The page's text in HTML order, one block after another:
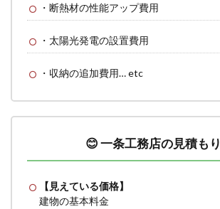
・断熱材の性能アップ費用
・太陽光発電の設置費用
・収納の追加費用… etc
😊 一条工務店の見積もり
【見えている価格】
建物の基本料金